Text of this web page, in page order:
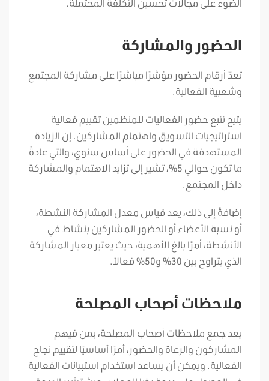
الضوء على مجالات تحسين التكلفة المحتملة.
الحضور والمشاركة
تعدّ أرقام الحضور مؤشرًا مباشرًا على مشاركة المجتمع
وشعبية الفعالية.
يتيح تتبع حضور الفعاليات للمنظمين تقييم فعالية
استراتيجيات التسويق واهتمام المشاركين. إن الزيادة
المستهدفة في الحضور على أساس سنوي، والتي عادةً
ما تكون حوالي 5%، تشير إلى تزايد الاهتمام والمشاركة
داخل المجتمع.
إضافةً إلى ذلك، يعد قياس معدل المشاركة النشطة،
أو نسبة الأعضاء أو الحضور المشاركين بنشاط في
الأنشطة، أمرًا بالغ الأهمية، حيث يعتبر معيار المشاركة
الذي يتراوح بين 30% و50% فعالاً.
ملاحظات أصحاب المصلحة
يعد جمع ملاحظات أصحاب المصلحة، بمن فيهم
المشاركون والرعاة والحضور، أمرًا أساسيًا لتقييم نجاح
الفعالية. ويمكن أن يساعد استخدام استبيانات الفعالية